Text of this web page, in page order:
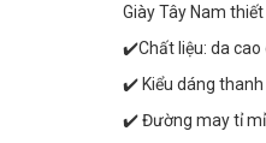
Giày Tây Nam
✔️Chất liệu: da cao
✔️ Kiểu dáng thanh
✔️ Đường may tỉ